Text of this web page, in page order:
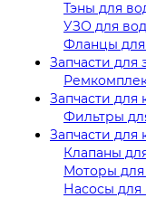
Тэны для
УЗО для
Фланцы для
Запчасти для
Запчасти
Фильтры
Запчасти
Клапаны
Моторы
Насосы